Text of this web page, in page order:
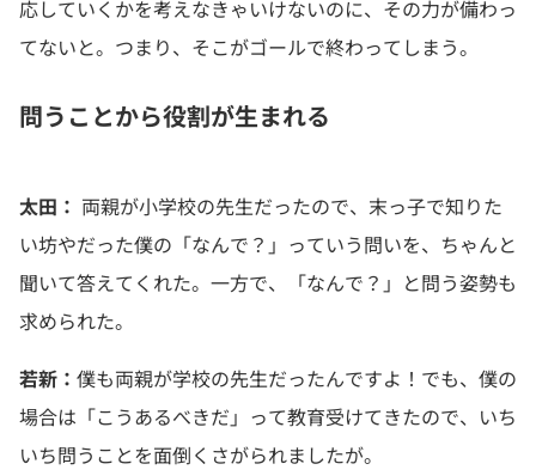
応していくかを考えなきゃいけないのに、その力が備わっ
てないと。つまり、そこがゴールで終わってしまう。
問うことから役割が生まれる
太田： 両親が小学校の先生だったので、末っ子で知りた
い坊やだった僕の「なんで？」っていう問いを、ちゃんと
聞いて答えてくれた。一方で、「なんで？」と問う姿勢も
求められた。
若新： 僕も両親が学校の先生だったんですよ！でも、僕の
場合は「こうあるべきだ」って教育受けてきたので、いち
いち問うことを面倒くさがられましたが。